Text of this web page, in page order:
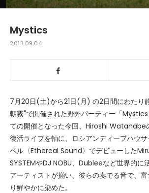
Mystics
2013.09.04
7月20日(土)から21日(月) の2日間にわたり
朝霧"で開催された野外パーティー「
ての開催となった今回、Hiroshi
復活ライブを軸に、ロシアンディープハウ
ベル〈Ethereal Sound〉でデビューした
SYSTEMやDJ NOBU、 Dubleeなど世界的に
アーティストが揃い、彼らの奏でる音で、
り鮮やかに染めた。